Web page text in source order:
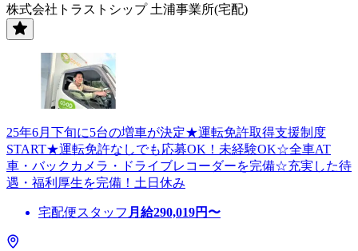
株式会社トラストシップ 土浦事業所(宅配)
25年6月下旬に5台の増車が決定★運転免許取得支援制度
START★運転免許なしでも応募OK！未経験OK☆全車AT
車・バックカメラ・ドライブレコーダーを完備☆充実した待
遇・福利厚生を完備！土日休み
宅配便スタッフ 月給290,019円〜